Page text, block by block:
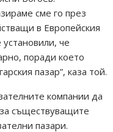
сме го през
в Европейския
че
поради което
пазар”, каза той.
компании да
съществуващите
пазари.